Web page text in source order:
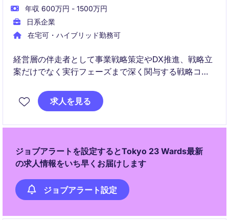
年収 600万円 - 1500万円
日系企業
在宅可・ハイブリッド勤務可
経営層の伴走者として事業戦略策定やDX推進、戦略立
案だけでなく実行フェーズまで深く関与する戦略コン
者やプロジェクト責任者の立場でハンズオン型の改革
推進を担い、AIや最新技術も活用しながら業界変革や
求人を見る
ジョブアラートを設定するとTokyo 23 Wards最新
の求人情報をいち早くお届けします
ジョブアラート設定